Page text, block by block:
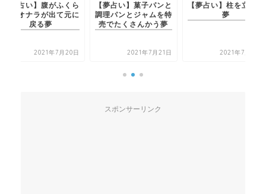
がふくら
出て元に
年7月20日
【夢占い】菓子パンと
調理パンとジャムを特
売でたくさんかう夢
2021年7月21日
【夢占い】柱を立てる
2021年7月21日
スポンサーリンク